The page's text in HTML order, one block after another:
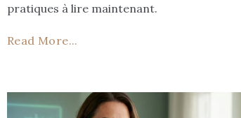
pratiques à lire maintenant.
Read More...